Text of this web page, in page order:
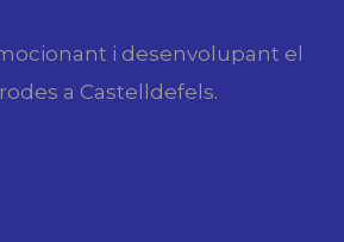
i desenvolupant el
a Castelldefels.